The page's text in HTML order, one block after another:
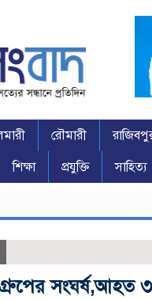
রৌমারী
শিক্ষা প্রযুক্তি সাহিত্য
সংঘর্ষ,আহত